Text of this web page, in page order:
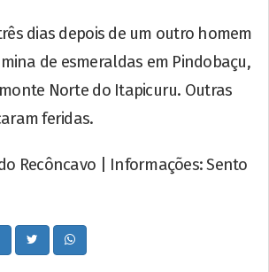
dias depois de um outro homem
de esmeraldas em Pindobaçu,
Norte do Itapicuru. Outras
feridas.
Recôncavo | Informações: Sento